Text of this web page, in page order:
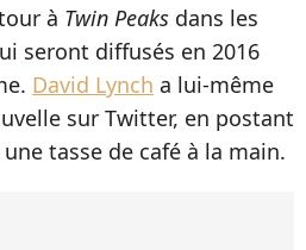
à Twin Peaks dans les
seront diffusés en 2016
David Lynch a lui-même
sur Twitter, en postant
tasse de café à la main.